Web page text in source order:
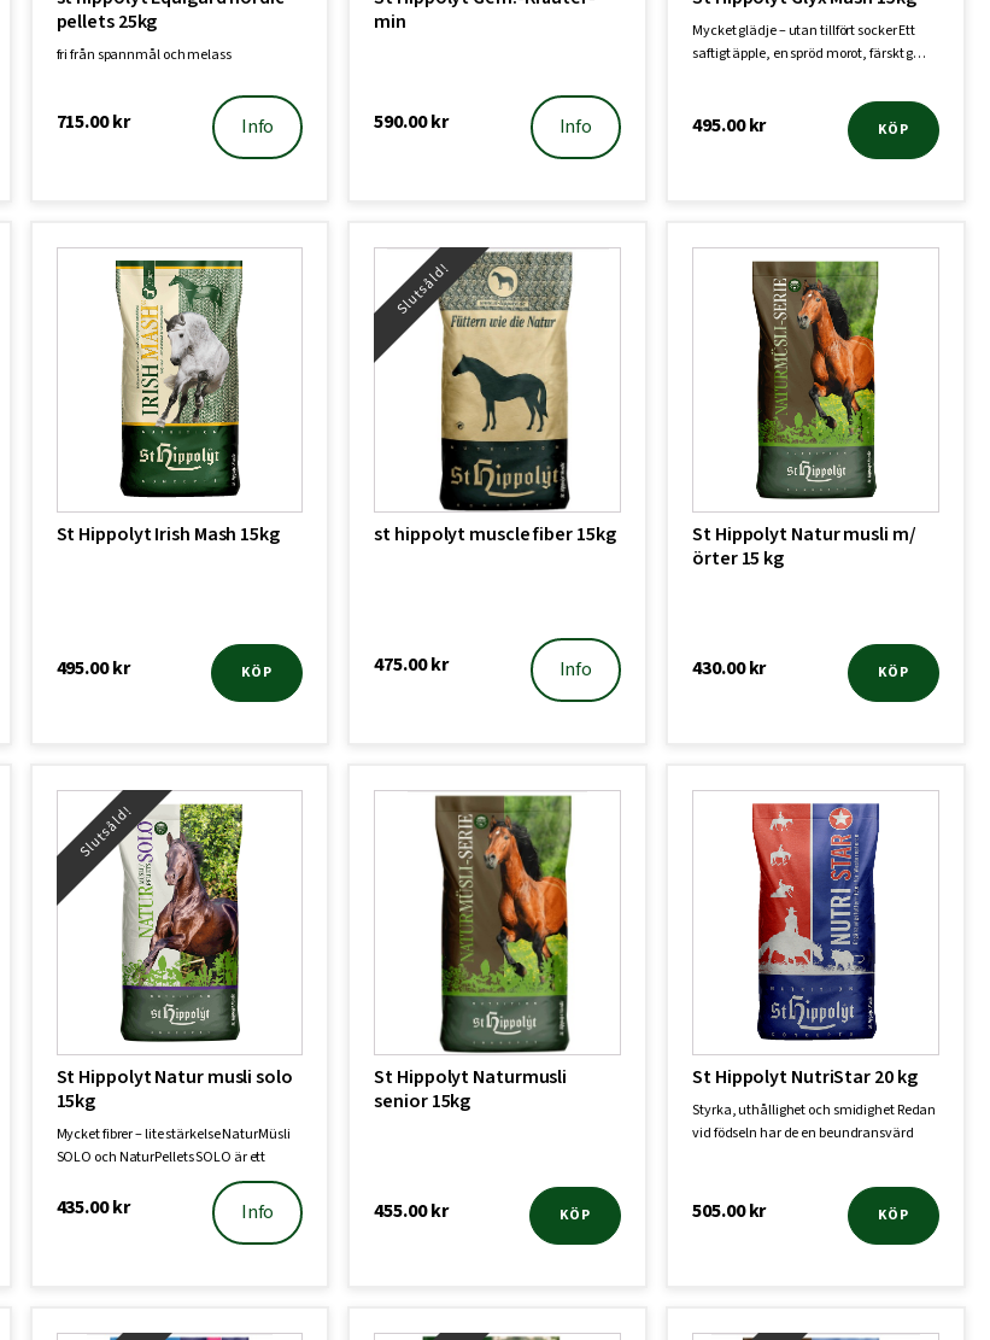
pellets 25kg
fri från spannmål och melass
715.00kr Info
min
590.00kr Info
Mycket glädje – utan tillfört socker Ett
saftigt äpple, en spröd morot, färskt g…
495.00kr KÖP
St Hippolyt Irish Mash 15kg
495.00kr KÖP
Slutsåld!
st hippolyt muscle fiber 15kg
475.00kr Info
St Hippolyt Natur musli m/
örter 15 kg
430.00kr KÖP
Slutsåld!
St Hippolyt Natur musli solo
15kg
Mycket fibrer – lite stärkelse NaturMüsli
SOLO och NaturPellets SOLO är ett
435.00kr Info
St Hippolyt Naturmusli
senior 15kg
455.00kr KÖP
St Hippolyt NutriStar 20 kg
Styrka, uthållighet och smidighet Redan
vid födseln har de en beundransvärd
505.00kr KÖP